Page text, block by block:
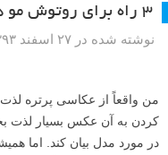
۳ راه برای روتوش مو های پراکنده اطراف سر با فتوشاپ
نوشته شده در ۲۷ اسفند ۱۳۹۳
من واقعاً از عکاسی پرتره
کردن به آن عکس بسیار لذت
در مورد مدل بیان کند. اما